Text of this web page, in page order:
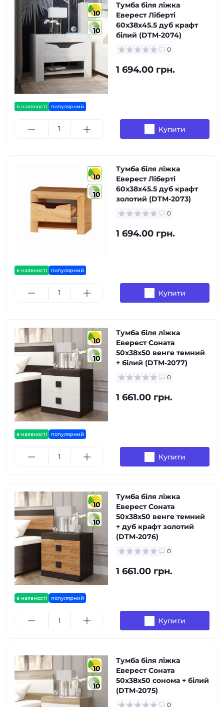
10
10
в наявності популярний
Тумба біля ліжка
Еверест Ліберті
60х38х45.5 дуб крафт
білий (DTM-2074)
0
1 694.00 грн.
Купити
10
10
в наявності популярний
Тумба біля ліжка
Еверест Ліберті
60х38х45.5 дуб крафт
золотий (DTM-2073)
0
1 694.00 грн.
Купити
10
10
в наявності популярний
Тумба біля ліжка
Еверест Соната
50х38х50 венге темний
+ білий (DTM-2077)
0
1 661.00 грн.
Купити
10
10
в наявності популярний
Тумба біля ліжка
Еверест Соната
50х38х50 венге темний
+ дуб крафт золотий
(DTM-2076)
0
1 661.00 грн.
Купити
10
10
Тумба біля ліжка
Еверест Соната
50х38х50 сонома + білий
(DTM-2075)
0